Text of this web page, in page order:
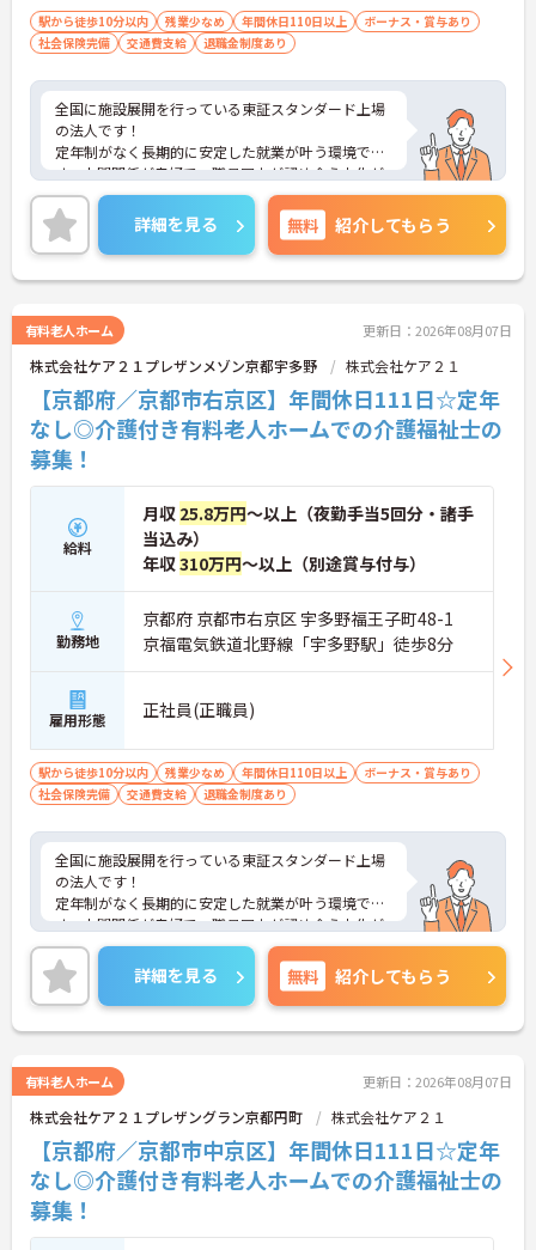
駅から徒歩10分以内 残業少なめ 年間休日110日以上
ボーナス・賞与あり
社会保険完備
交通費支給 退職金制度あり
全国に施設展開を行っている東証スタンダード上場
の法人です！
定年制がなく長期的に安定した就業が叶う環境で
す。人間関係が良好で、職員同士が認め合う文化が
根付いています。
ご興味のある方には、面接対策ポイントなど、さら
に詳細をご案内しますのでお気軽にご相談くださ
い！
詳細を見る 無料 紹介してもらう
有料老人ホーム 更新日：2026年08月07日
株式会社ケア２１プレザンメゾン京都宇多野 株式会社ケア２１
【京都府／京都市右京区】年間休日111日☆定年
なし◎介護付き有料老人ホームでの介護福祉士の
募集！
給料
月収 25.8万円～以上（夜勤手当5回分・諸手
当込み）
年収310万円～以上（別途賞与付与）
勤務地
京都府 京都市右京区 宇多野福王子町48-1
京福電気鉄道北野線「宇多野駅」徒歩8分
雇用形態 正社員(正職員)
駅から徒歩10分以内 残業少なめ 年間休日110日以上
ボーナス・賞与あり
社会保険完備
交通費支給 退職金制度あり
全国に施設展開を行っている東証スタンダード上場
の法人です！
定年制がなく長期的に安定した就業が叶う環境で
す。人間関係が良好で、職員同士が認め合う文化が
根付いています。
ご興味のある方には、面接対策ポイントなど、さら
に詳細をご案内しますのでお気軽にご相談くださ
い！
詳細を見る 無料 紹介してもらう
有料老人ホーム 更新日：2026年08月07日
株式会社ケア２１プレザングラン京都円町 株式会社ケア２１
【京都府／京都市中京区】年間休日111日☆定年
なし◎介護付き有料老人ホームでの介護福祉士の
募集！